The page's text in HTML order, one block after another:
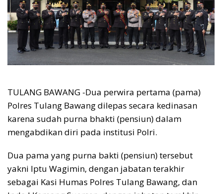
TULANG BAWANG -Dua perwira pertama (pama)
Polres Tulang Bawang dilepas secara kedinasan
karena sudah purna bhakti (pensiun) dalam
mengabdikan diri pada institusi Polri.
Dua pama yang purna bakti (pensiun) tersebut
yakni Iptu Wagimin, dengan jabatan terakhir
sebagai Kasi Humas Polres Tulang Bawang, dan